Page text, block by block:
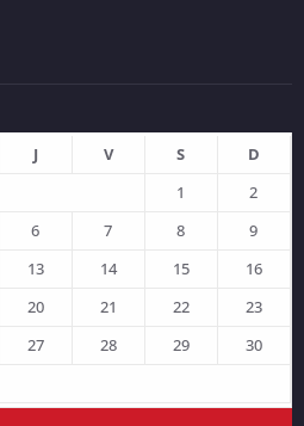
J V S
D
1
2
6 7 8
9
13 14 15
16
20 21 22
23
27 28 29
30